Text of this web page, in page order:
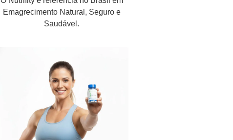
Emagrecimento Natural, Seguro e
Saudável.